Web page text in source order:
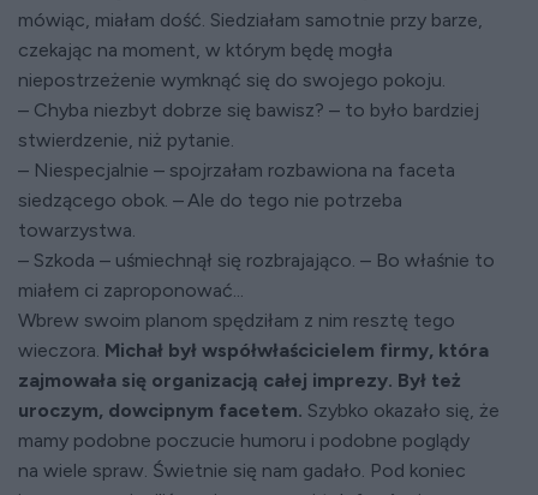
mówiąc, miałam dość. Siedziałam samotnie przy barze,
czekając na moment, w którym będę mogła
niepostrzeżenie wymknąć się do swojego pokoju.
– Chyba niezbyt dobrze się bawisz? – to było bardziej
stwierdzenie, niż pytanie.
– Niespecjalnie – spojrzałam rozbawiona na faceta
siedzącego obok. – Ale do tego nie potrzeba
towarzystwa.
– Szkoda – uśmiechnął się rozbrajająco. – Bo właśnie to
miałem ci zaproponować...
Wbrew swoim planom spędziłam z nim resztę tego
wieczora. Michał był współwłaścicielem firmy, która
zajmowała się organizacją całej imprezy. Był też
uroczym, dowcipnym facetem. Szybko okazało się, że
mamy podobne poczucie humoru i podobne poglądy
na wiele spraw. Świetnie się nam gadało. Pod koniec